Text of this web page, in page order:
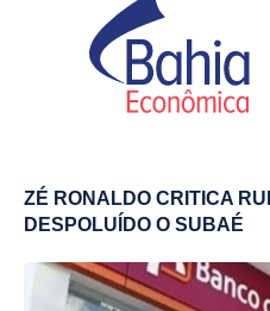
ZÉ RONALDO CRITICA
DESPOLUÍDO O SUBAÉ